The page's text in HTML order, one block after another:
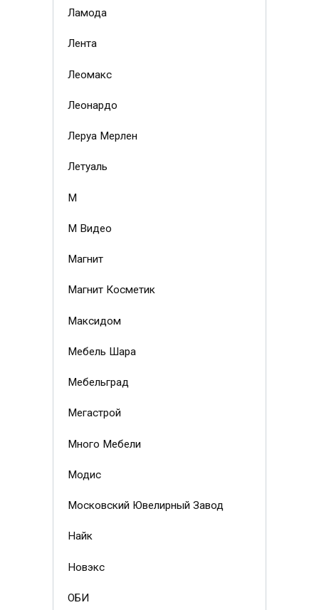
Ламода
Лента
Леомакс
Леонардо
Леруа Мерлен
Летуаль
М
М Видео
Магнит
Магнит Косметик
Максидом
Мебель Шара
Мебельград
Мегастрой
Много Мебели
Модис
Московский Ювелирный Завод
Найк
Новэкс
ОБИ